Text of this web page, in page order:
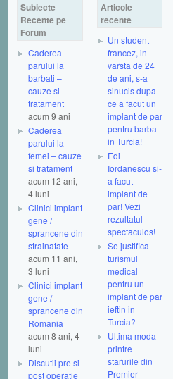
Subiecte
Recente pe
Forum
Caderea
parului la
barbati –
cauze si
tratament
acum 9 ani
Caderea
parului la
femei – cauze
si tratament
acum 12 ani,
4 luni
Clinici implant
gene /
sprancene din
strainatate
acum 11 ani,
3 luni
Clinici implant
gene /
sprancene din
Romania
acum 8 ani, 4
luni
Discutii pre si
post operatie
Articole
recente
Un student
francez, in
varsta de 24
de ani, s-a
sinucis dupa
ce a facut un
implant de par
pentru barba
in Turcia!
Edi
Iordanescu si-
a facut
implant de
par! Vezi
rezultatul
spectaculos!
Se justifica
turismul
medical
pentru un
implant de par
ieftin in
Turcia?
Ultima moda
printre
starurile din
Premier